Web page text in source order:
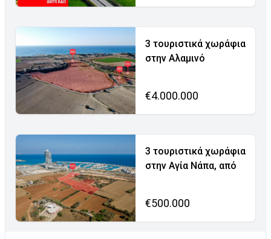
3 τουριστικά χωράφια
στην Αλαμινό
€4.000.000
3 τουριστικά χωράφια
στην Αγία Νάπα, από
€500.000